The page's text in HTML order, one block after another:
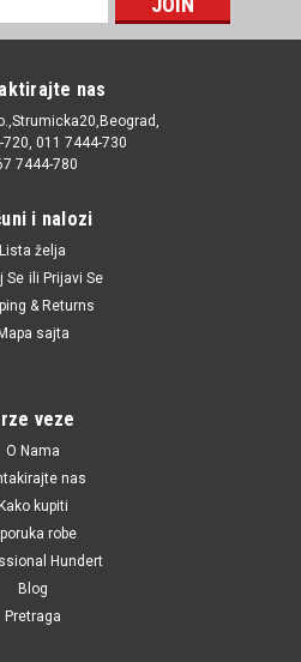
nas
011 7444-730
7444-780
i nalozi
Lista želja
Se ili Prijavi Se
& Returns
Mapa sajta
veze
O Nama
nas
Kako kupiti
robe
Hundert
Blog
Pretraga